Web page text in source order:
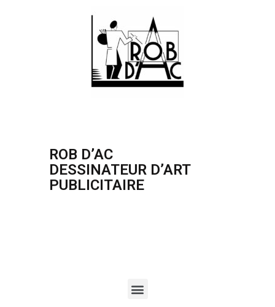
ROB D’AC
DESSINATEUR D’ART
PUBLICITAIRE